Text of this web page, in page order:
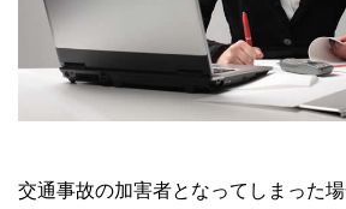
交通事故の加害者となってしまった